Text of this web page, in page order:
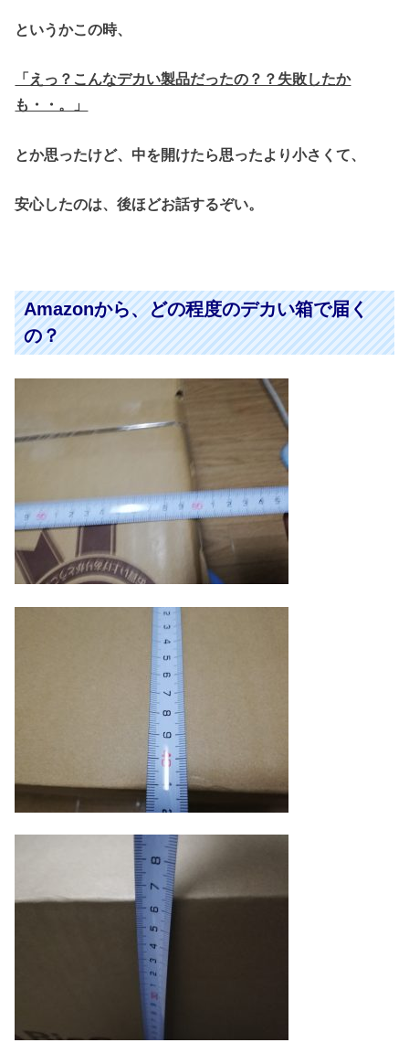
というかこの時、
「えっ？こんなデカい製品だったの？？失敗したか
も・・。」
とか思ったけど、中を開けたら思ったより小さくて、
安心したのは、後ほどお話するぞい。
Amazonから、どの程度のデカい箱で届く
の？